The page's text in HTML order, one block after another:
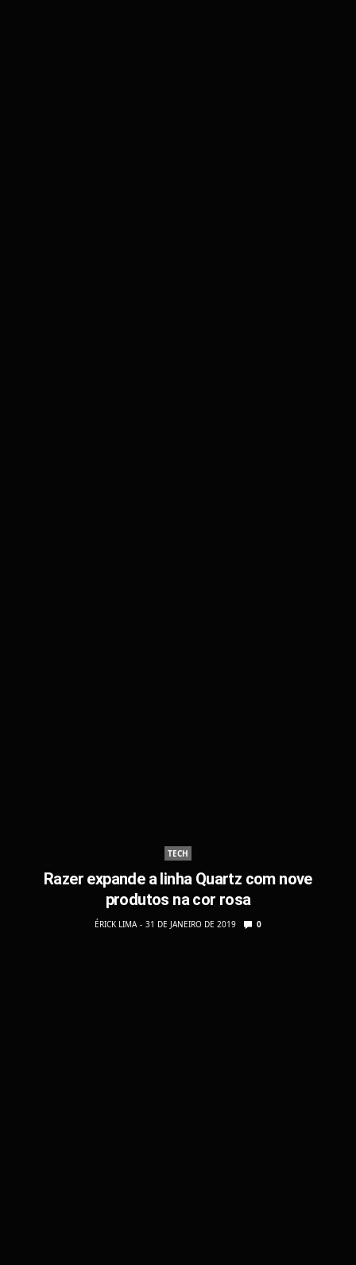
TECH
Razer expande a linha Quartz com nove
produtos na cor rosa
ÉRICK LIMA 31 DE JANEIRO DE 2019 0